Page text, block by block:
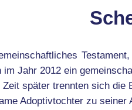
im Jahr 2012 ein
später trennten sich
Adoptivtochter zu